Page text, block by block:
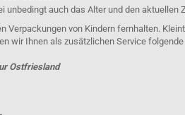
unbedingt auch das Alter und den aktuellen
Verpackungen von Kindern fernhalten.
wir Ihnen als zusätzlichen Service
Ostfriesland